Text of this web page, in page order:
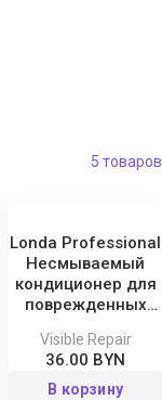
5 товаров
Londa Professional
Несмываемый
кондиционер для
поврежденных
Repair Leave In 250
мл
Visible Repair
36.00 BYN
В корзину